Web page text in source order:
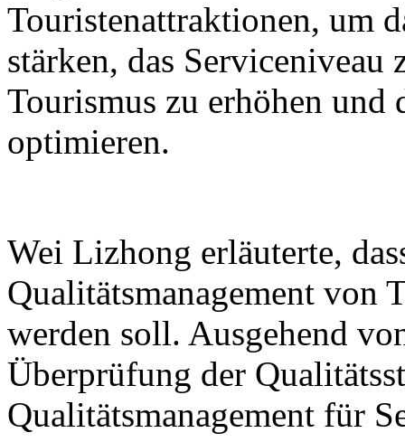
Touristenattraktionen, um
stärken, das Serviceniveau
Tourismus zu erhöhen und
optimieren.
Wei Lizhong erläuterte,
Qualitätsmanagement von
werden soll. Ausgehend
Überprüfung der
Qualitätsmanagement für